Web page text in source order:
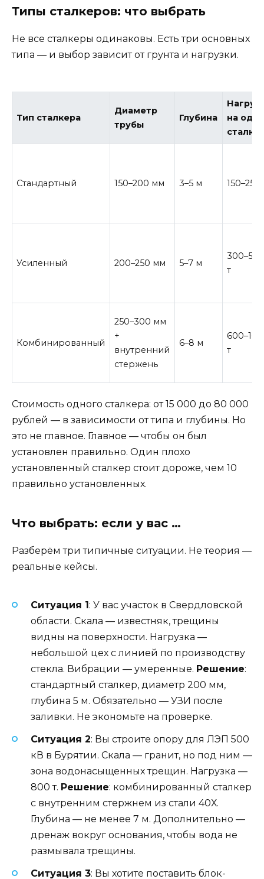
Типы сталкеров: что выбрать
Не все сталкеры одинаковы. Есть три основных
типа — и выбор зависит от грунта и нагрузки.
Тип сталкера
Диаметр
трубы
Глубина
на
Стандартный 150–200 мм 3–5 м 150–250
Усиленный 200–250 мм 5–7 м
т
Комбинированный
250–300 мм
+
внутренний
стержень
6–8 м
т
Стоимость одного сталкера: от 15 000 до 80 000
рублей — в зависимости от типа и глубины. Но
это не главное. Главное — чтобы он был
установлен правильно. Один плохо
установленный сталкер стоит дороже, чем 10
правильно установленных.
Что выбрать: если у вас …
Разберём три типичные ситуации. Не теория —
реальные кейсы.
Ситуация 1: У вас участок в Свердловской
области. Скала — известняк, трещины
видны на поверхности. Нагрузка —
небольшой цех с линией по производству
стекла. Вибрации — умеренные. Решение:
стандартный сталкер, диаметр 200 мм,
глубина 5 м. Обязательно — УЗИ после
заливки. Не экономьте на проверке.
Ситуация 2: Вы строите опору для ЛЭП 500
кВ в Бурятии. Скала — гранит, но под ним —
зона водонасыщенных трещин. Нагрузка —
800 т. Решение: комбинированный сталкер
с внутренним стержнем из стали 40Х.
Глубина — не менее 7 м. Дополнительно —
дренаж вокруг основания, чтобы вода не
размывала трещины.
Ситуация 3: Вы хотите поставить блок-